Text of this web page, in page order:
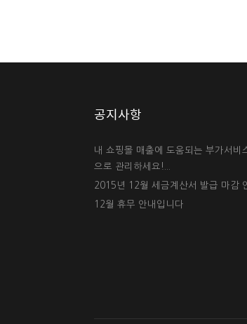
공지사항
내 쇼핑몰 매출에 도움되는 부가서비
으로 관리하세요!...
2015년 12월 세금계산서 발급 마감
12월 휴무 안내입니다